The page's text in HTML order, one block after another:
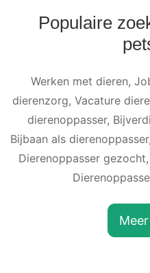
Populaire
Werken met dieren,
dierenzorg, Vacature
dierenoppasser,
Bijbaan als
Dierenoppasser